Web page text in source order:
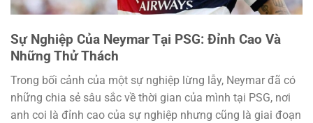
Sự Nghiệp Của Neymar Tại PSG: Đỉnh Cao Và
Những Thử Thách
Trong bối cảnh của một sự nghiệp lừng lẫy, Neymar đã có
những chia sẻ sâu sắc về thời gian của mình tại PSG, nơi
anh coi là đỉnh cao của sự nghiệp nhưng cũng là giai đoạn